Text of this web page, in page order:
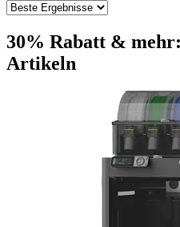
30% Rabatt &
Artikeln